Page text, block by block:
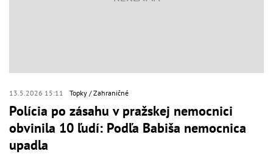
13.5.2026 15:11 Topky Zahraničné
Polícia po zásahu v pražskej nemocnici
obvinila 10 ľudí: Podľa Babiša nemocnica
upadla